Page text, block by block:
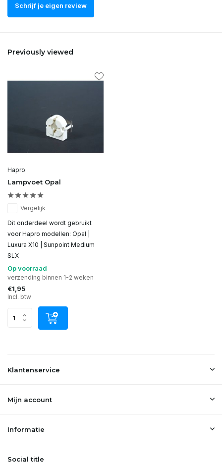
Schrijf je eigen review
Previously viewed
Hapro
Lampvoet Opal
Vergelijk
Dit onderdeel wordt gebruikt
voor Hapro modellen: Opal |
Luxura X10 | Sunpoint Medium
SLX
Op voorraad
verzending binnen 1-2 weken
€1,95
Incl. btw
Klantenservice
Mijn account
Informatie
Social title